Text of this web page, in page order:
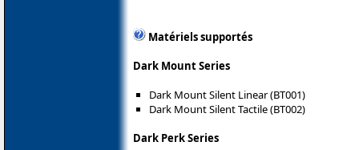
Matériels supportés
Dark Mount Series
Dark Mount Silent Linear (BT001)
Dark Mount Silent Tactile (BT002)
Dark Perk Series